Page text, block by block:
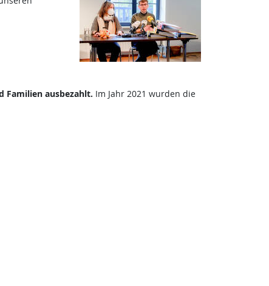
Familien ausbezahlt. Im Jahr 2021 wurden die